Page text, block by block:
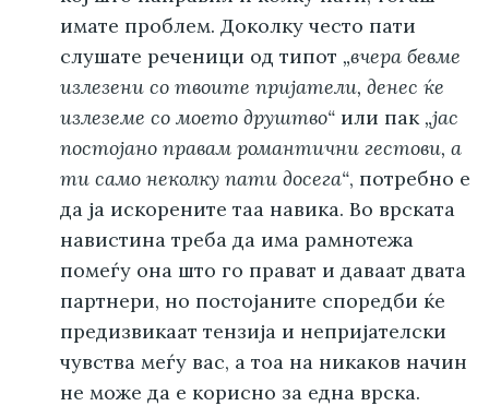
имате проблем. Доколку често пати
слушате реченици од типот „вчера бевме
излезени со твоите пријатели, денес ќе
излеземе со моето друштво“ или пак „јас
постојано правам романтични гестови, а
ти само неколку пати досега“, потребно е
да ја искорените таа навика. Во врската
навистина треба да има рамнотежа
помеѓу она што го прават и даваат двата
партнери, но постојаните споредби ќе
предизвикаат тензија и непријателски
чувства меѓу вас, а тоа на никаков начин
не може да е корисно за една врска.